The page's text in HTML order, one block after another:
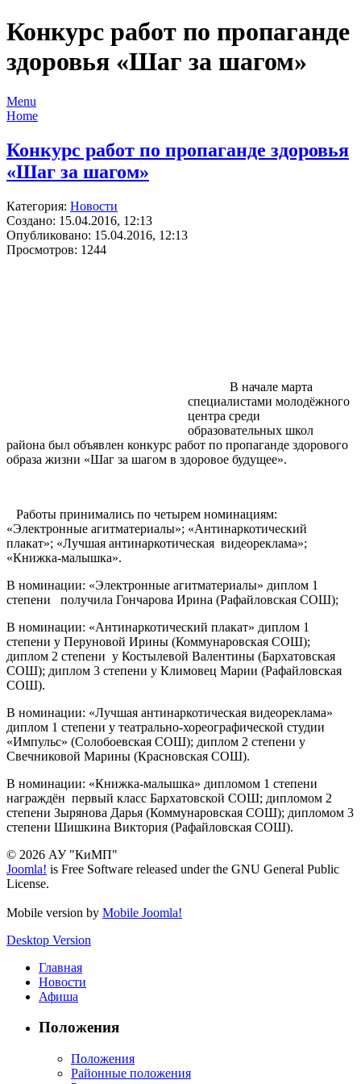
Конкурс работ по пропаганде
здоровья «Шаг за шагом»
Menu
Home
Конкурс работ по пропаганде здоровья
«Шаг за шагом»
Категория: Новости
Создано: 15.04.2016, 12:13
Опубликовано: 15.04.2016, 12:13
Просмотров: 1244
В начале марта
специалистами молодёжного
центра среди
образовательных школ
района был объявлен конкурс работ по пропаганде здорового
образа жизни «Шаг за шагом в здоровое будущее».
Работы принимались по четырем номинациям:
«Электронные агитматериалы»; «Антинаркотический
плакат»; «Лучшая антинаркотическая видеореклама»;
«Книжка-малышка».
В номинации: «Электронные агитматериалы» диплом 1
степени получила Гончарова Ирина (Рафайловская СОШ);
В номинации: «Антинаркотический плакат» диплом 1
степени у Перуновой Ирины (Коммунаровская СОШ);
диплом 2 степени у Костылевой Валентины (Бархатовская
СОШ); диплом 3 степени у Климовец Марии (Рафайловская
СОШ).
В номинации: «Лучшая антинаркотическая видеореклама»
диплом 1 степени у театрально-хореографической студии
«Импульс» (Солобоевская СОШ); диплом 2 степени у
Свечниковой Марины (Красновская СОШ).
В номинации: «Книжка-малышка» дипломом 1 степени
награждён первый класс Бархатовской СОШ; дипломом 2
степени Зырянова Дарья (Коммунаровская СОШ); дипломом 3
степени Шишкина Виктория (Рафайловская СОШ).
© 2026 АУ "КиМП"
Joomla! is Free Software released under the GNU General Public
License.
Mobile version by Mobile Joomla!
Desktop Version
Главная
Новости
Афиша
Положения
Положения
Районные положения